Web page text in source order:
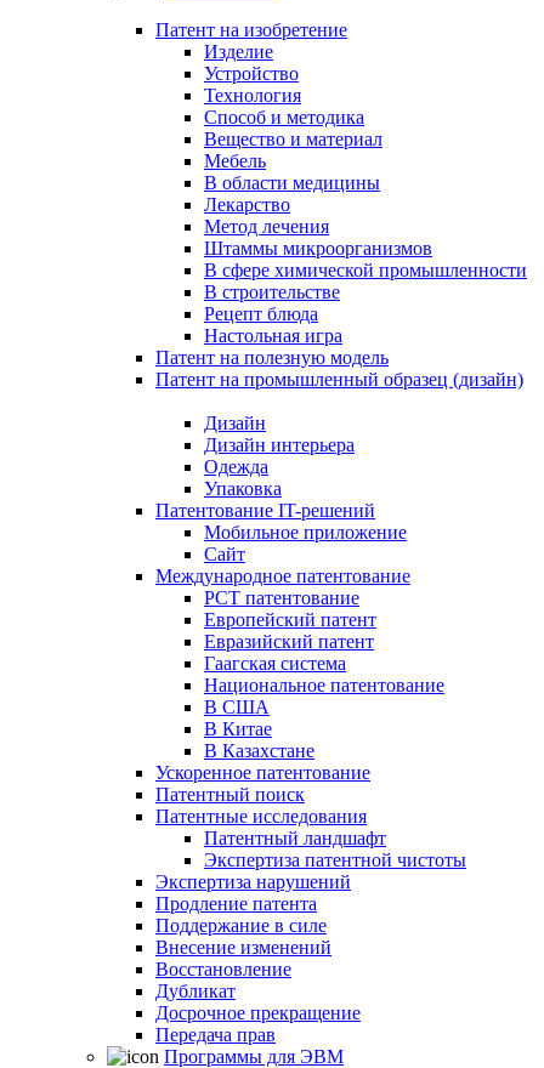
Патент на изобретение
Изделие
Устройство
Технология
Способ и методика
Вещество и материал
Мебель
В области медицины
Лекарство
Метод лечения
Штаммы микроорганизмов
В сфере химической промышленности
В строительстве
Рецепт блюда
Настольная игра
Патент на полезную модель
Патент на промышленный образец (дизайн)
Дизайн
Дизайн интерьера
Одежда
Упаковка
Патентование IT-решений
Мобильное приложение
Сайт
Международное патентование
PCT патентование
Европейский патент
Евразийский патент
Гаагская система
Национальное патентование
В США
В Китае
В Казахстане
Ускоренное патентование
Патентный поиск
Патентные исследования
Патентный ландшафт
Экспертиза патентной чистоты
Экспертиза нарушений
Продление патента
Поддержание в силе
Внесение изменений
Восстановление
Дубликат
Досрочное прекращение
Передача прав
Программы для ЭВМ